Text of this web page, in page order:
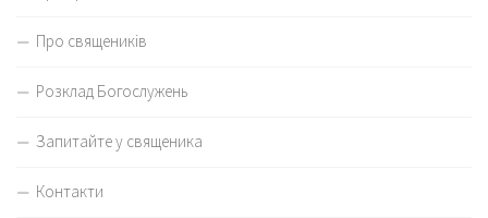
Про священиків
Розклад Богослужень
Запитайте у священика
Контакти